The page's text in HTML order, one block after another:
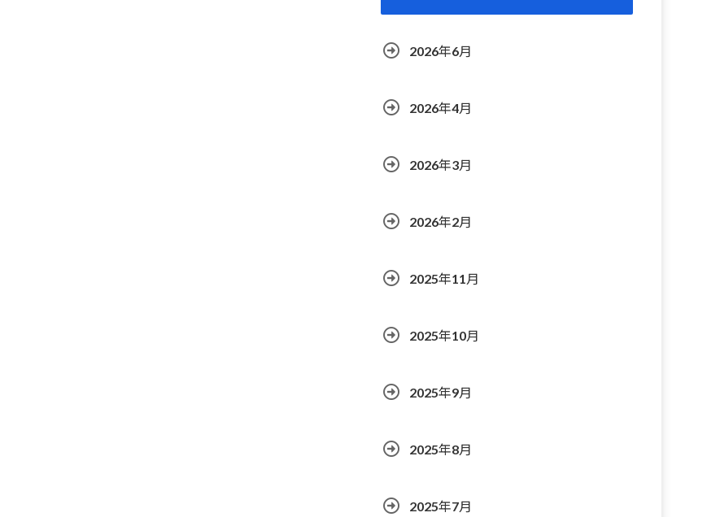
2026年6月
2026年4月
2026年3月
2026年2月
2025年11月
2025年10月
2025年9月
2025年8月
2025年7月